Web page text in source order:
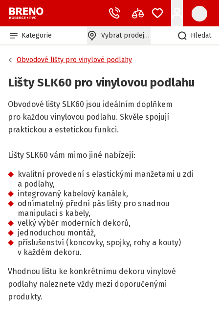
Kategorie Vybrat prodejnu Hledat
Obvodové lišty pro vinylové podlahy
Lišty SLK60 pro vinylovou podlahu
Obvodové lišty SLK60 jsou ideálním doplňkem
pro každou vinylovou podlahu. Skvěle spojují
praktickou a estetickou funkci.
Lišty SLK60 vám mimo jiné nabízejí:
kvalitní provedení s elastickými manžetami u zdi
a podlahy,
integrovaný kabelový kanálek,
odnímatelný přední pás lišty pro snadnou
manipulaci s kabely,
velký výběr moderních dekorů,
jednoduchou montáž,
příslušenství (koncovky, spojky, rohy a kouty)
v každém dekoru.
Vhodnou lištu ke konkrétnímu dekoru vinylové
podlahy naleznete vždy mezi doporučenými
produkty.